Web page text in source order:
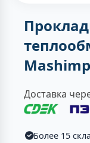
Доставка
Более 15